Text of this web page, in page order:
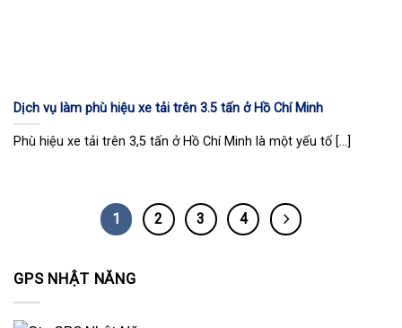
Dịch vụ làm phù hiệu xe tải trên 3.5 tấn ở Hồ Chí Minh
Phù hiệu xe tải trên 3,5 tấn ở Hồ Chí Minh là một yếu tố [...]
1 2 3 4
GPS NHẬT NĂNG